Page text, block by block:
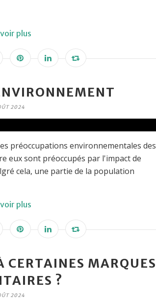
plus
2024
préoccupations environnementales des
eux sont préoccupés par l'impact de
cela, une partie de la population
plus
CERTAINES MARQUES
?
2024